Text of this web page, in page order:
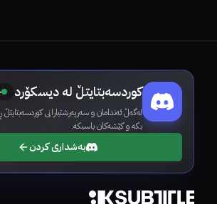
کوردسەبتایتڵ لە دیسکۆرد
لەگەڵ ئەندامان و سەرپەرشتیارانی کوردسەبتایتڵ
بکە و کێشەکان باسبکە.
بەشداری کردن